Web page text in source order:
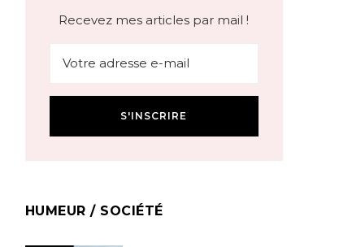
Recevez mes articles par mail !
HUMEUR / SOCIÉTÉ